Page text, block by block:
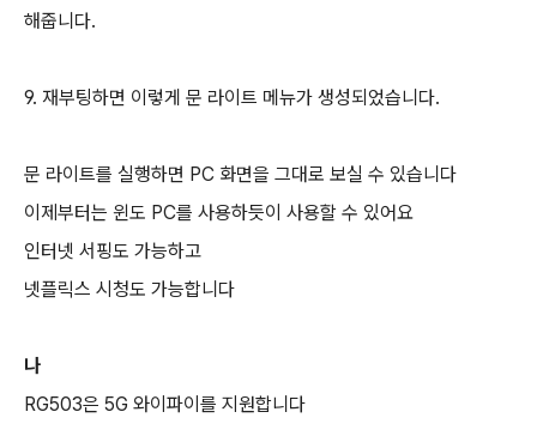
해줍니다.
9. 재부팅하면 이렇게 문 라이트 메뉴가 생성되었습니다.
문 라이트를 실행하면 PC 화면을 그대로 보실 수 있습니다
이제부터는 윈도 PC를 사용하듯이 사용할 수 있어요
인터넷 서핑도 가능하고
넷플릭스 시청도 가능합니다
나
RG503은 5G 와이파이를 지원합니다